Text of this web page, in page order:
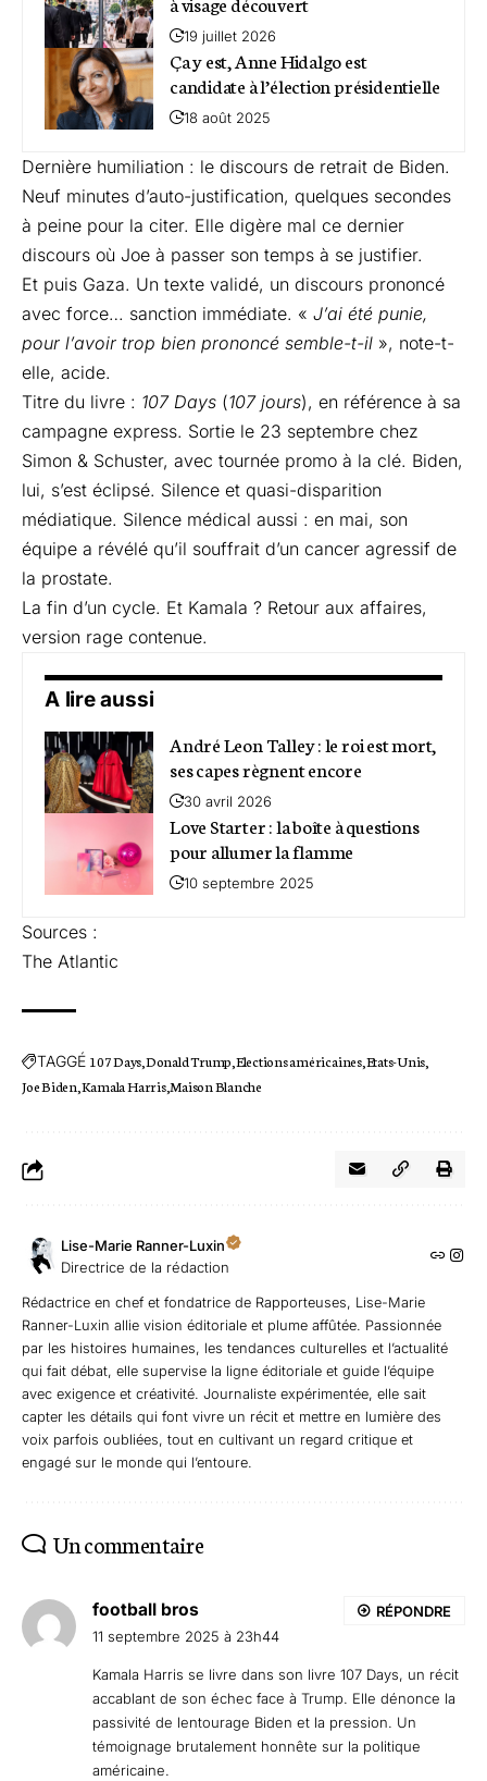
19 juillet 2026
Ça y est, Anne Hidalgo est
candidate à l’élection présidentielle
18 août 2025
Dernière humiliation : le discours de retrait de Biden.
Neuf minutes d’auto-justification, quelques secondes
à peine pour la citer. Elle digère mal ce dernier
discours où Joe à passer son temps à se justifier.
Et puis Gaza. Un texte validé, un discours prononcé
avec force… sanction immédiate. « J’ai été punie,
pour l’avoir trop bien prononcé semble-t-il », note-t-
elle, acide.
Titre du livre : 107 Days (107 jours), en référence à sa
campagne express. Sortie le 23 septembre chez
Simon & Schuster, avec tournée promo à la clé. Biden,
lui, s’est éclipsé. Silence et quasi-disparition
médiatique. Silence médical aussi : en mai, son
équipe a révélé qu’il souffrait d’un cancer agressif de
la prostate.
La fin d’un cycle. Et Kamala ? Retour aux affaires,
version rage contenue.
A lire aussi
André Leon Talley : le roi est mort,
ses capes règnent encore
30 avril 2026
Love Starter : la boîte à questions
pour allumer la flamme
10 septembre 2025
Sources :
The Atlantic
TAGGÉ 107 Days Donald Trump Elections américaines Etats-Unis
Joe Biden Kamala Harris Maison Blanche
Lise-Marie Ranner-Luxin
Directrice de la rédaction
Rédactrice en chef et fondatrice de Rapporteuses, Lise-Marie
Ranner-Luxin allie vision éditoriale et plume affûtée. Passionnée
par les histoires humaines, les tendances culturelles et l’actualité
qui fait débat, elle supervise la ligne éditoriale et guide l’équipe
avec exigence et créativité. Journaliste expérimentée, elle sait
capter les détails qui font vivre un récit et mettre en lumière des
voix parfois oubliées, tout en cultivant un regard critique et
engagé sur le monde qui l’entoure.
Un commentaire
football bros
11 septembre 2025 à 23h44
Kamala Harris se livre dans son livre 107 Days, un récit
accablant de son échec face à Trump. Elle dénonce la
passivité de lentourage Biden et la pression. Un
témoignage brutalement honnête sur la politique
américaine.
RÉPONDRE